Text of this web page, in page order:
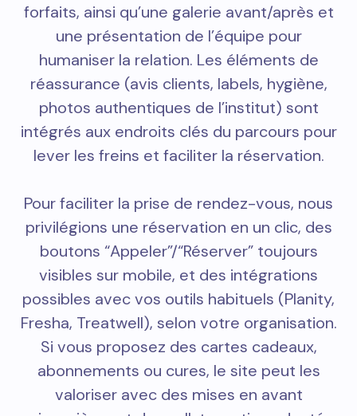
forfaits, ainsi qu’une galerie avant/après et
une présentation de l’équipe pour
humaniser la relation. Les éléments de
réassurance (avis clients, labels, hygiène,
photos authentiques de l’institut) sont
intégrés aux endroits clés du parcours pour
lever les freins et faciliter la réservation.
Pour faciliter la prise de rendez-vous, nous
privilégions une réservation en un clic, des
boutons “Appeler”/“Réserver” toujours
visibles sur mobile, et des intégrations
possibles avec vos outils habituels (Planity,
Fresha, Treatwell), selon votre organisation.
Si vous proposez des cartes cadeaux,
abonnements ou cures, le site peut les
valoriser avec des mises en avant